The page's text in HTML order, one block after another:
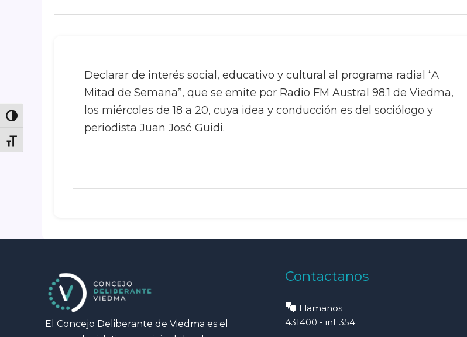
Toggle High Contrast
Toggle Font size
Declarar de interés social, educativo y cultural al programa radial “A
Mitad de Semana”, que se emite por Radio FM Austral 98.1 de Viedma,
los miércoles de 18 a 20, cuya idea y conducción es del sociólogo y
periodista Juan José Guidi.
El Concejo Deliberante de Viedma es el
Contactanos
Llamanos
431400 - int 354